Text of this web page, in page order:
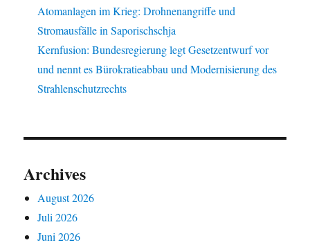
Atomanlagen im Krieg: Drohnenangriffe und
Stromausfälle in Saporischschja
Kernfusion: Bundesregierung legt Gesetzentwurf vor
und nennt es Bürokratieabbau und Modernisierung des
Strahlenschutzrechts
Archives
August 2026
Juli 2026
Juni 2026